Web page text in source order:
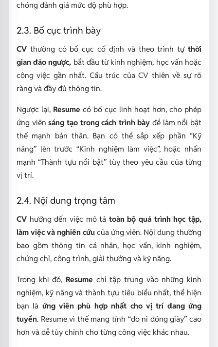
chóng đánh giá mức độ phù hợp.
2.3. Bố cục trình bày
CVthường có bố cục cố định và theo trình tựthời
gian đảo ngược, bắt đầu từ kinh nghiệm, học vấn hoặc
công việc gần nhất. Cấu trúc của CV thiên về sự rõ
ràng và đầy đủ thông tin.
Ngược lại, Resume có bố cục linh hoạt hơn, cho phép
ứng viênsáng tạo trong cách trình bày để làm nổi bật
thế mạnh bản thân. Bạn có thể sắp xếp phần “Kỹ
năng” lên trước “Kinh nghiệm làm việc”, hoặc nhấn
mạnh “Thành tựu nổi bật” tùy theo yêu cầu của từng
vị trí.
2.4. Nội dung trọng tâm
CVhướng đến việc mô tả toàn bộ quá trình học tập,
làm việc và nghiên cứucủa ứng viên. Nội dung thường
bao gồm thông tin cá nhân, học vấn, kinh nghiệm,
chứng chỉ, công trình, giải thưởng và kỹ năng.
Trong khi đó, Resume chỉ tập trung vào những kinh
nghiệm, kỹ năng và thành tựu tiêu biểu nhất, thể hiện
bạn là ứng viên phù hợp nhất cho vị trí đang ứng
tuyển. Resume vì thế mang tính “đo ni đóng giày” cao
hơn và dễ tùy chỉnh cho từng công việc khác nhau.